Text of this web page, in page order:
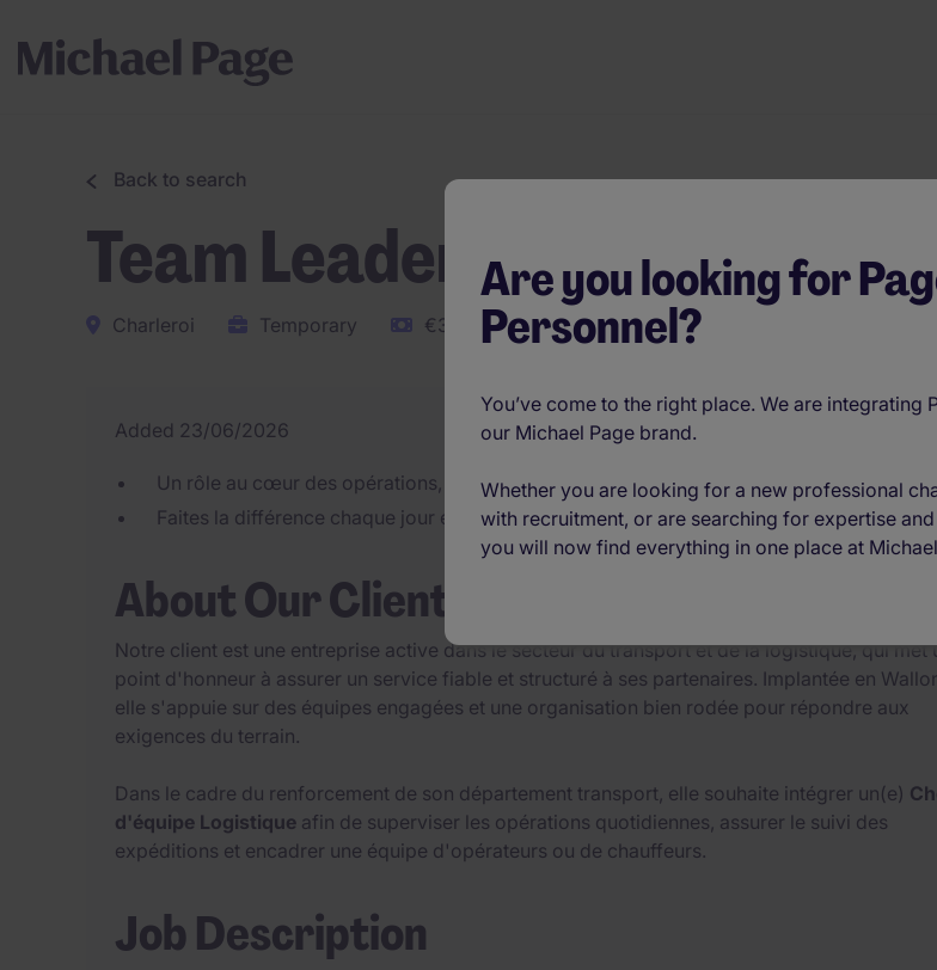
Are you looking for
Personnel?
You’ve come to the right place. We are integrating
our Michael Page brand.
Whether you are looking for a new professional
with recruitment, or are searching for expertise
you will now find everything in one place at
Back to search
Team Leader
Charleroi Temporary €3,100 - €3,300 per month (€37,200 - €39,600 per year)
Added 23/06/2026
Un rôle au cœur des opérations, avec un impact immédiat.
Faites la différence chaque jour en coordonnant une équipe sur le terrain.
About Our Client
Notre client est une entreprise active dans le secteur du transport et de la logistique, qui met
point d'honneur à assurer un service fiable et structuré à ses partenaires. Implantée en
elle s'appuie sur des équipes engagées et une organisation bien rodée pour répondre aux
exigences du terrain.
Dans le cadre du renforcement de son département transport, elle souhaite intégrer un(e)
d'équipe Logistique afin de superviser les opérations quotidiennes, assurer le suivi des
expéditions et encadrer une équipe d'opérateurs ou de chauffeurs.
Job Description